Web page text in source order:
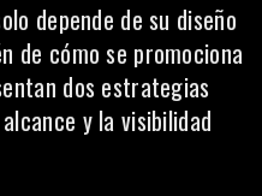
depende de su diseño
de cómo se promociona
dos estrategias
y la visibilidad